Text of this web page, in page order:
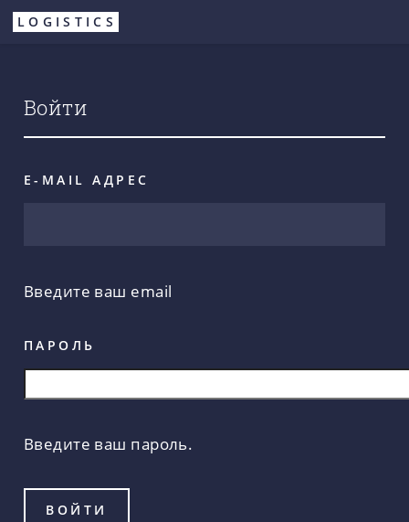
Перейти
LOGISTICS
Войти
E-MAIL АДРЕС
Введите ваш email
ПАРОЛЬ
Введите ваш пароль.